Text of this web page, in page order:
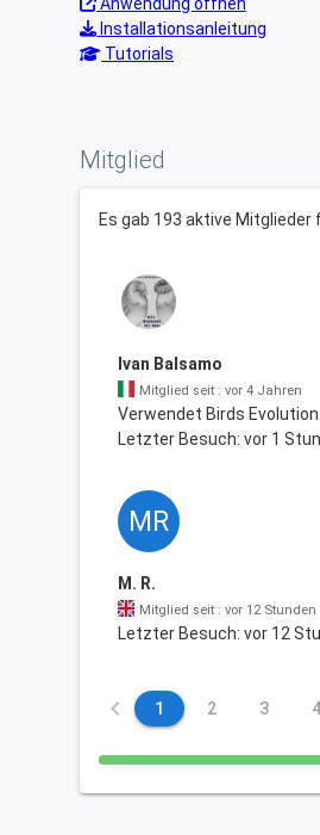
Installationsanleitung
Tutorials
Mitglied
Es gab 193 aktive Mitglieder
Ivan Balsamo
Mitglied seit : vor 4 Jahren
Verwendet Birds Evolution
Letzter Besuch: vor 1
MR
M. R.
Mitglied seit : vor 12 Stunden
Letzter Besuch: vor 12
keyboard_arrow_left 1 2 3 4